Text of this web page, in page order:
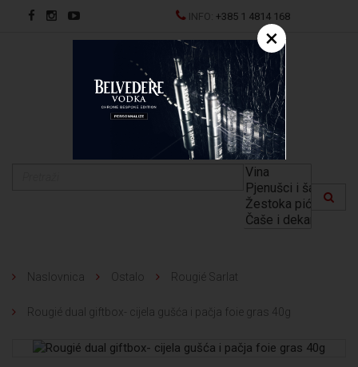
INFO:+385 1 4814 168
EN
Naslovnica Ostalo Rougié Sarlat
Rougié dual giftbox- cijela gušća i pačja foie gras 40g
×